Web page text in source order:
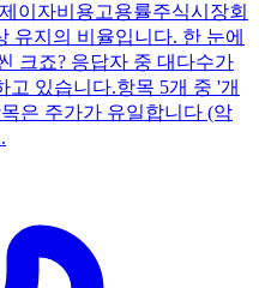
이자비용고용률주식시장회
유지의 비율입니다. 한 눈에
크죠? 응답자 중 대다수가
고 있습니다.항목 5개 중 '개
은 주가가 유일합니다 (악